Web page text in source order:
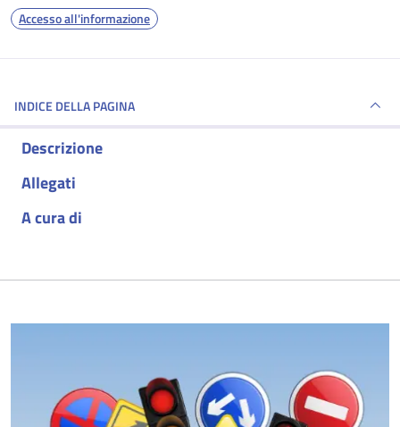
Accesso all'informazione
INDICE DELLA PAGINA
Descrizione
Allegati
A cura di